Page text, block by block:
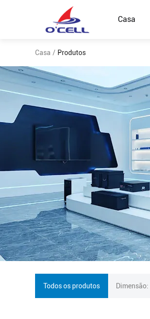
Casa
Casa / Produtos
Todos os produtos Dimensão: